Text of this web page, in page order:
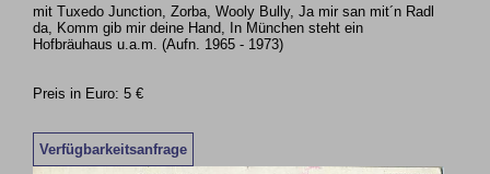
mit Tuxedo Junction, Zorba, Wooly Bully, Ja mir san mit´n Radl
da, Komm gib mir deine Hand, In München steht ein
Hofbräuhaus u.a.m. (Aufn. 1965 - 1973)
Preis in Euro: 5 €
Verfügbarkeitsanfrage